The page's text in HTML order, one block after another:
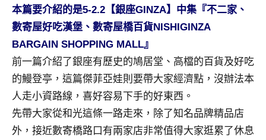
窟
泰
國
旅
遊
書
作
者、
各
發
本篇要介紹的是5-2.2【銀座GINZA】中集『不二家、
數寄屋好吃漢堡、數寄屋橋百貨NISHIGINZA
BARGAIN SHOPPING MALL』
前一篇介紹了銀座有歷史的鳩居堂、高檔的百貨及好吃
的鰻登亭，這篇傑菲亞娃則要帶大家經濟點，沒辦法本
人走小資路線，喜好容易下手的好東西。
先帶大家從和光這條一路走來，除了知名品牌精品店
外，接近數寄橋路口有兩家店非常值得大家逛累了休息